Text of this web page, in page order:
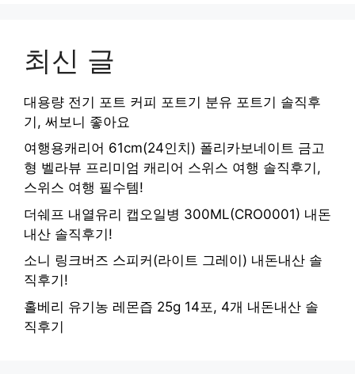
최신 글
대용량 전기 포트 커피 포트기 분유 포트기 솔직후
기, 써보니 좋아요
여행용캐리어 61cm(24인치) 폴리카보네이트 금고
형 벨라뷰 프리미엄 캐리어 스위스 여행 솔직후기,
스위스 여행 필수템!
더쉐프 내열유리 캡오일병 300ML(CRO0001) 내돈
내산 솔직후기!
소니 링크버즈 스피커(라이트 그레이) 내돈내산 솔
직후기!
홀베리 유기농 레몬즙 25g 14포, 4개 내돈내산 솔
직후기